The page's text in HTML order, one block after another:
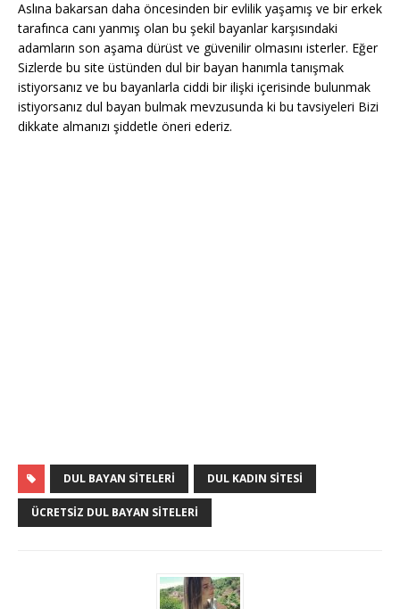
Aslına bakarsan daha öncesinden bir evlilik yaşamış ve bir erkek
tarafınca canı yanmış olan bu şekil bayanlar karşısındaki
adamların son aşama dürüst ve güvenilir olmasını isterler. Eğer
Sizlerde bu site üstünden dul bir bayan hanımla tanışmak
istiyorsanız ve bu bayanlarla ciddi bir ilişki içerisinde bulunmak
istiyorsanız dul bayan bulmak mevzusunda ki bu tavsiyeleri Bizi
dikkate almanızı şiddetle öneri ederiz.
DUL BAYAN SITELERI DUL KADIN SITESI
ÜCRETSIZ DUL BAYAN SITELERI